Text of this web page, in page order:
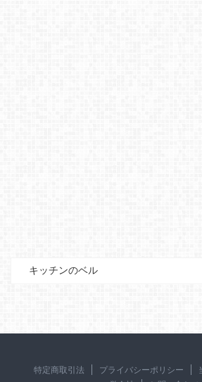
特定商取引法 プライバシーポリシー